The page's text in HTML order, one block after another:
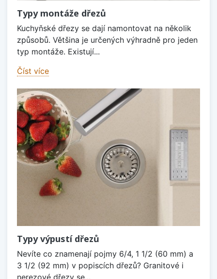
Typy montáže dřezů
Kuchyňské dřezy se dají namontovat na několik
způsobů. Většina je určených výhradně pro jeden
typ montáže. Existují...
Číst více
Typy výpustí dřezů
Nevíte co znamenají pojmy 6/4, 1 1/2 (60 mm) a
3 1/2 (92 mm) v popiscích dřezů? Granitové i